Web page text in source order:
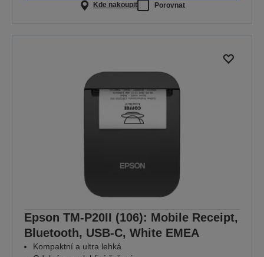
Kde nakoupit Porovnat
Epson TM-P20II (106): Mobile Receipt,
Bluetooth, USB-C, White EMEA
Kompaktní a ultra lehká